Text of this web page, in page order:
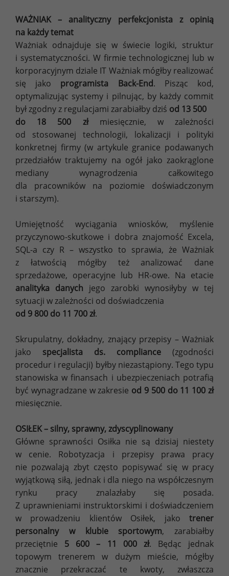
WAŻNIAK – analityczny perfekcjonista z opinią
na każdy temat
Ważniak odnajduje się w świecie logiki, struktur
i systematyczności. W firmie technologicznej lub w
korporacyjnym dziale IT Ważniak mógłby realizować
się jako programista Back-End. Pisząc kod,
optymalizując systemy i pilnując, by każdy commit
był zgodny z regulacjami zarabiałby dziś od 13 500
do 18 500 złmiesięcznie, w zależności
od stosowanej technologii, lokalizacji i polityki
konkretnej firmy (w artykule granice podawanych
przedziałów traktujemy na ogół jako zaokrąglone
mediany wynagrodzenia całkowitego
dla pracowników na poziomie doświadczonym
i starszym).
Umiejętność wyciągania wniosków, myślenie
przyczynowo-skutkowe i dobra znajomość Excela,
SQL-a czy R – wszystko to sprawia, że Ważniak
z łatwością mógłby też analizować dane
sprzedażowe, operacyjne lub HR-owe. Na etacie
analityka danych jego zarobki wynosiłyby w tej
sytuacji w zależności od doświadczenia
od 9 800 do 11 700 zł.
Skrupulatny, dokładny, znający przepisy – Ważniak
jako specjalista ds. compliance (zgodności
procedur i regulacji) byłby niezastąpiony. Tego typu
stanowiska w finansach i ubezpieczeniach potrafią
być wynagradzane w zakresie od 9 500 do 11 100 zł
miesięcznie.
OSIŁEK – silny, sprawny, zdyscyplinowany
Główne sprawności Osiłka nie są dzisiaj niestety
w cenie. Robotyzacja i przepisy prawa pracy
nie pozwalają zbyt często popisywać się w pracy
wyjątkową siłą, jednak i dla niego na współczesnym
rynku pracy znalazłaby się posada.
Z uprawnieniami instruktorskimi i doświadczeniem
w prowadzeniu klientów Osiłek, jako trener
personalny w klubie sportowym, zarabiałby
przeciętnie 5 600 – 11 000 zł. Będąc jednak
topowym trenerem w dużym mieście, mógłby
znacznie przekraczać te kwoty, zwłaszcza